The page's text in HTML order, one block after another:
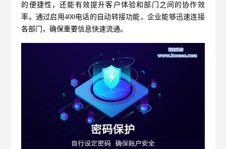
的便捷性，还能有效提升客户体验和部门之间的协作效
率。通过启用400电话的自动转接功能，企业能够迅速连接
各部门，确保重要信息快速流通。